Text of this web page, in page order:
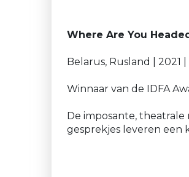
Where Are You
Belarus, Rusland | 2021
Winnaar van de IDFA
De imposante,
gesprekjes leveren een